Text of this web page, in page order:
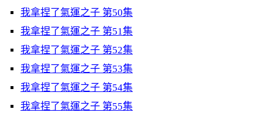
我拿捏了氣運之子 第50集
我拿捏了氣運之子 第51集
我拿捏了氣運之子 第52集
我拿捏了氣運之子 第53集
我拿捏了氣運之子 第54集
我拿捏了氣運之子 第55集